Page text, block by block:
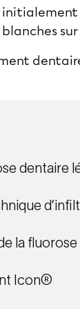
dentaire
la fluorose
Icon®